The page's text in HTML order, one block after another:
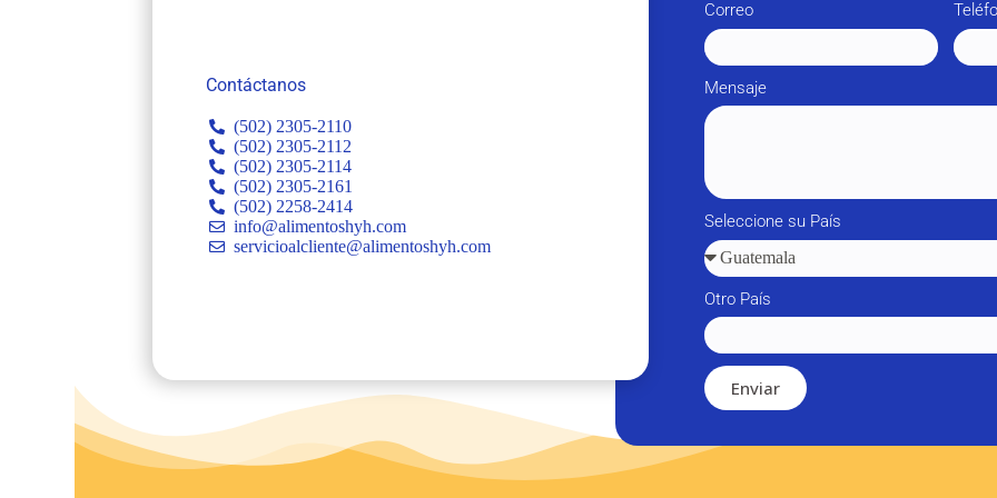
Contáctanos
(502) 2305-2110
(502) 2305-2112
(502) 2305-2114
(502) 2305-2161
(502) 2258-2414
info@alimentoshyh.com
servicioalcliente@alimentoshyh.com
Correo
Mensaje
Seleccione su País
Otro País
Enviar